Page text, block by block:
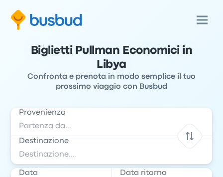
Biglietti Pullman Economici in
Libya
Confronta e prenota in modo semplice il tuo
prossimo viaggio con Busbud
Provenienza
Destinazione
Data Data ritorno